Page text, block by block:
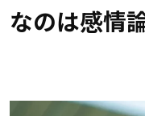
なのは感情